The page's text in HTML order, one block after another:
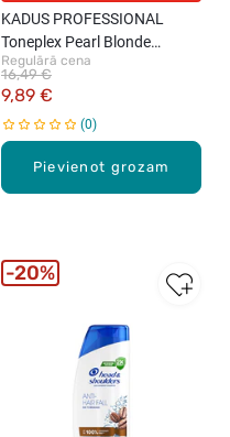
Pievienot grozam
KADUS PROFESSIONAL
Toneplex Pearl Blonde
šampūns vēsi blonda toņa
uzturēšanai ar krāsas
Regulārā cena
9,89 €
16,49 €
0
20%